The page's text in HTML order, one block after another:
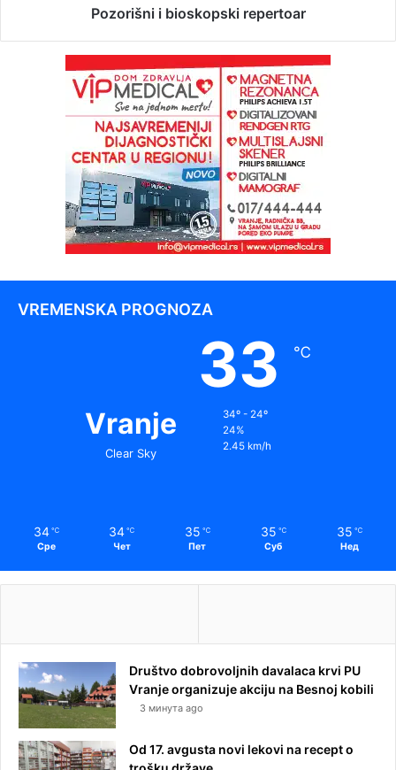
Pozorišni i bioskopski repertoar
VREMENSKA PROGNOZA
Vranje
Clear Sky
33 ℃
34º - 24º
24%
2.45 km/h
34 ℃
Сре
34 ℃
Чет
35 ℃
Пет
35 ℃
Суб
35 ℃
Нед
Društvo dobrovoljnih davalaca krvi PU
Vranje organizuje akciju na Besnoj kobili
3 минута ago
Od 17. avgusta novi lekovi na recept o